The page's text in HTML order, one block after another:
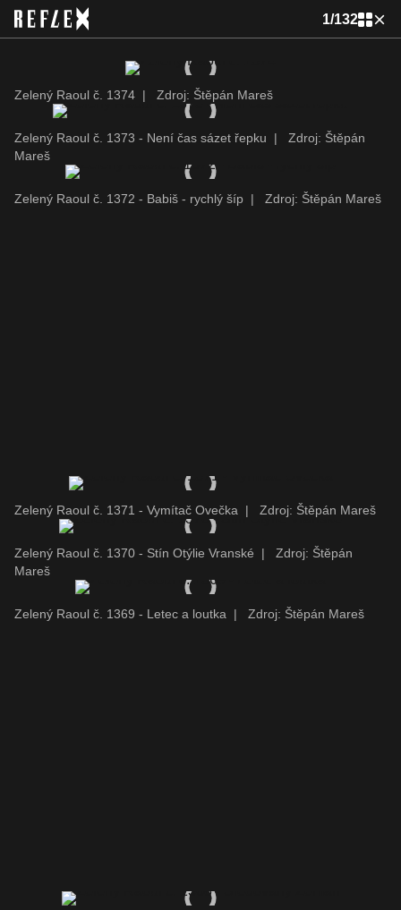
1/132
Zelený Raoul č. 1374 | Zdroj: Štěpán Mareš
Zelený Raoul č. 1373 - Není čas sázet řepku |
Zdroj: Štěpán
Mareš
Zelený Raoul č. 1372 - Babiš - rychlý šíp | Zdroj: Štěpán Mareš
Zelený Raoul č. 1371 - Vymítač Ovečka | Zdroj: Štěpán Mareš
Zelený Raoul č. 1370 - Stín Otýlie Vranské |
Zdroj: Štěpán
Mareš
Zelený Raoul č. 1369 - Letec a loutka | Zdroj: Štěpán Mareš